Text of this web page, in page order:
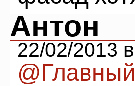
Антон
22/02/2013